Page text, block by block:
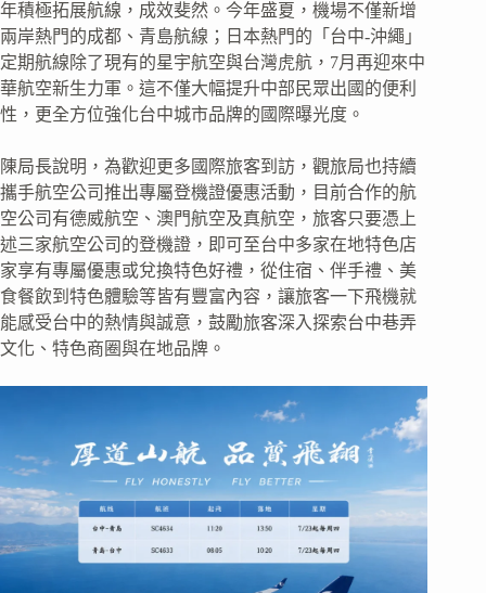
年積極拓展航線，成效斐然。今年盛夏，機場不僅新增
兩岸熱門的成都、青島航線；日本熱門的「台中-沖繩」
定期航線除了現有的星宇航空與台灣虎航，7月再迎來中
華航空新生力軍。這不僅大幅提升中部民眾出國的便利
性，更全方位強化台中城市品牌的國際曝光度。
陳局長說明，為歡迎更多國際旅客到訪，觀旅局也持續
攜手航空公司推出專屬登機證優惠活動，目前合作的航
空公司有德威航空、澳門航空及真航空，旅客只要憑上
述三家航空公司的登機證，即可至台中多家在地特色店
家享有專屬優惠或兌換特色好禮，從住宿、伴手禮、美
食餐飲到特色體驗等皆有豐富內容，讓旅客一下飛機就
能感受台中的熱情與誠意，鼓勵旅客深入探索台中巷弄
文化、特色商圈與在地品牌。